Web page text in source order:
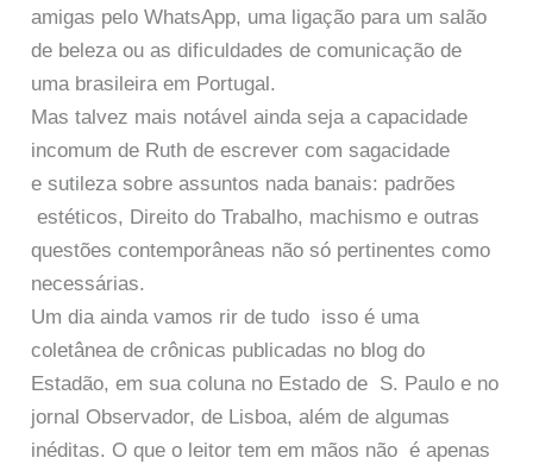
amigas pelo WhatsApp, uma ligação para um salão
de beleza ou as dificuldades de comunicação de
uma brasileira em Portugal.
Mas talvez mais notável ainda seja a capacidade
incomum de Ruth de escrever com sagacidade
e sutileza sobre assuntos nada banais: padrões
estéticos, Direito do Trabalho, machismo e outras
questões contemporâneas não só pertinentes como
necessárias.
Um dia ainda vamos rir de tudo isso é uma
coletânea de crônicas publicadas no blog do
Estadão, em sua coluna no Estado de S. Paulo e no
jornal Observador, de Lisboa, além de algumas
inéditas. O que o leitor tem em mãos não é apenas